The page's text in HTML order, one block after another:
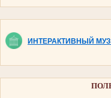
ИНТЕРАКТИВНЫЙ